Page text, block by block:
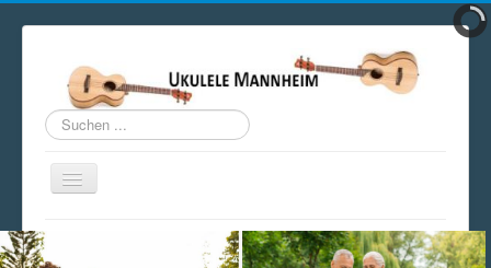
Suchen
...
Navigation
an/aus